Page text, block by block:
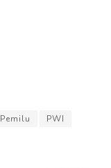
Pemilu
PWI